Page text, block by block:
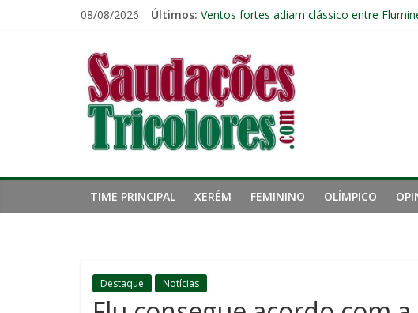
08/08/2026 Últimos: Ventos fortes adiam clássico entre
John Kennedy tem lesão no ligamento
Fluminense chega ao prazo final da
Saudações
Tricolores
TIME PRINCIPAL XERÉM FEMININO OLÍMPICO
Destaque Notícias